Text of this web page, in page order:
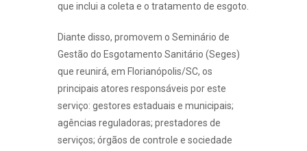
que inclui a coleta e o tratamento de esgoto.
Diante disso, promovem o Seminário de
Gestão do Esgotamento Sanitário (Seges)
que reunirá, em Florianópolis/SC, os
principais atores responsáveis por este
serviço: gestores estaduais e municipais;
agências reguladoras; prestadores de
serviços; órgãos de controle e sociedade